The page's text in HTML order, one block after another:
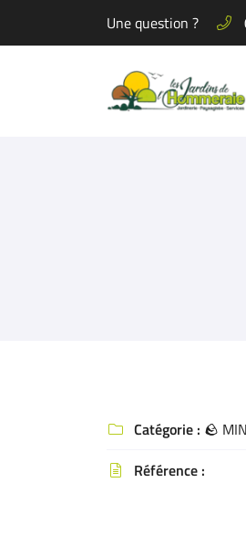
Une question ?
22 rue de l'Hommeraie - ZA de
05 49 05 53 93
 Catégorie : 🪨
 Référence :